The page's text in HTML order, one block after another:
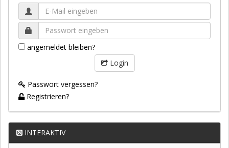
angemeldet bleiben?
Login
Passwort vergessen?
Registrieren?
INTERAKTIV